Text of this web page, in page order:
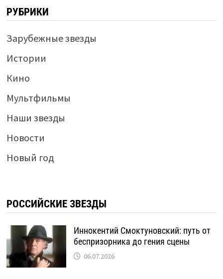
РУБРИКИ
Зарубежные звезды
Истории
Кино
Мультфильмы
Наши звезды
Новости
Новый год
РОССИЙСКИЕ ЗВЕЗДЫ
Иннокентий Смоктуновский: путь от
беспризорника до гения сцены
06.07.2026